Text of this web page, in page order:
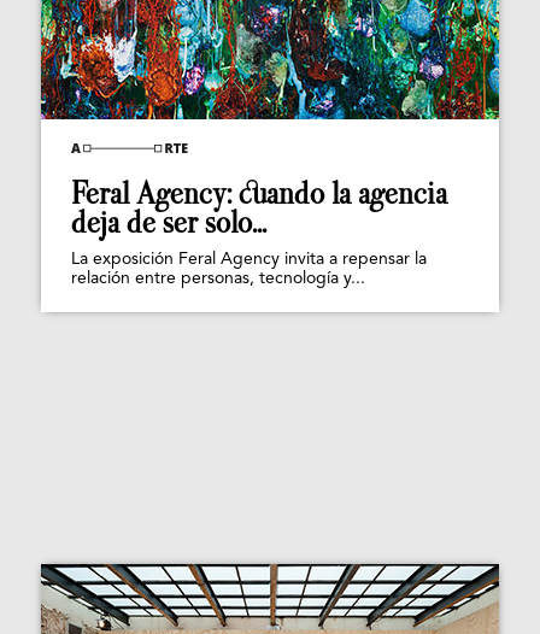
Feral Agency: cuando la agencia
deja de ser solo...
La exposición Feral Agency invita a repensar la
relación entre personas, tecnología y...